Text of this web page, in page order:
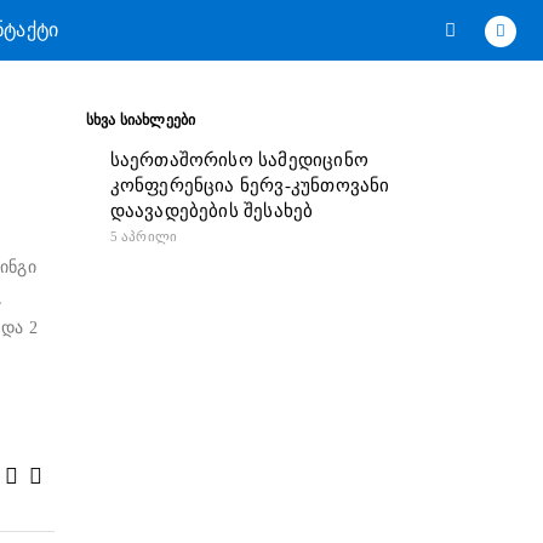
2
ᲡᲮᲕᲐ ᲡᲘᲐᲮᲚᲔᲔᲑᲘ
საერთაშორისო სამედიცინო
კონფერენცია ნერვ-კუნთოვანი
დაავადებების შესახებ
5 ᲐᲞᲠᲘᲚᲘ